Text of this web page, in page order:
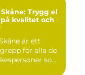
Trygg el
kvalitet och
är ett
för alla de
so...